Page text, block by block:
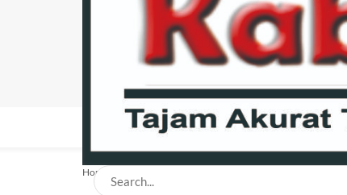
BERANDA NEWS BISNIS EKONOMI
Home